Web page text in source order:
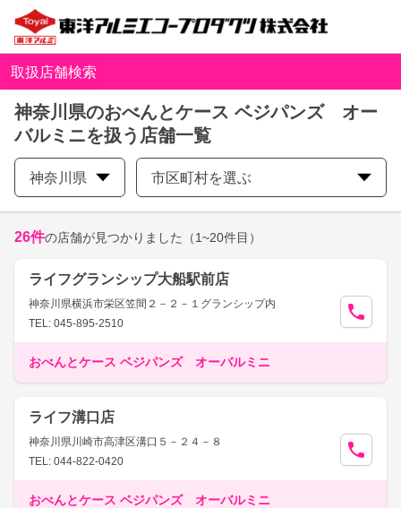
取扱店舗検索
神奈川県のおべんとケース ベジパンズ オー
バルミニを扱う店舗一覧
神奈川県 市区町村を選ぶ
26件の店舗が見つかりました （1~20件目）
ライフグランシップ大船駅前店
神奈川県横浜市栄区笠間２－２－１グランシップ内
TEL: 045-895-2510
おべんとケース ベジパンズ オーバルミニ
ライフ溝口店
神奈川県川崎市高津区溝口５－２４－８
TEL: 044-822-0420
おべんとケース ベジパンズ オーバルミニ